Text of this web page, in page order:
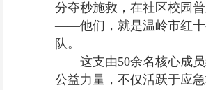
分夺秒施救，在社区校园
——他们，就是温岭市红十
队。
这支由50余名核心成
公益力量，不仅活跃于应急